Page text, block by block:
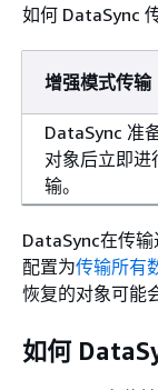
如何 DataSync
增强模式传输
DataSync 准
对象后立即进
输。
DataSync在传
配置为传输所有
恢复的对象可能
如何